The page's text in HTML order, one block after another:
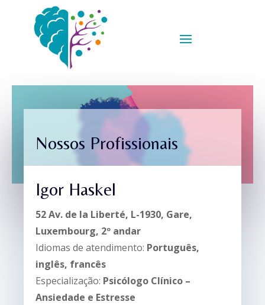
Nossos Profissionais
Igor Haskel
52 Av. de la Liberté, L-1930, Gare,
Luxembourg, 2º andar
Idiomas de atendimento: Português,
inglês, francês
Especialização: Psicólogo Clínico –
Ansiedade e Estresse